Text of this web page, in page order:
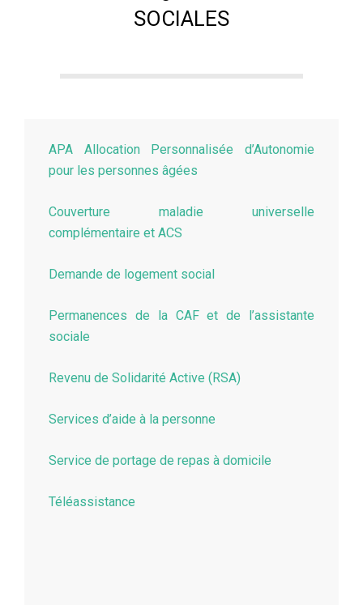
SOCIALES
APA Allocation Personnalisée d’Autonomie
pour les personnes âgées
Couverture maladie universelle
complémentaire et ACS
Demande de logement social
Permanences de la CAF et de l’assistante
sociale
Revenu de Solidarité Active (RSA)
Services d’aide à la personne
Service de portage de repas à domicile
Téléassistance